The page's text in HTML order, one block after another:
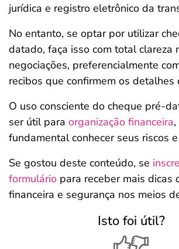
jurídica e registro eletrônico da
No entanto, se optar por utilizar
datado, faça isso com total clareza
negociações, preferencialmente
recibos que confirmem os detalhes
O uso consciente do cheque pré-
ser útil para organização financeira
fundamental conhecer seus riscos
Se gostou deste conteúdo, se
formulário para receber mais dicas
financeira e segurança nos meios
Isto foi útil?